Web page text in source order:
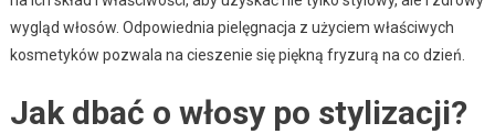
wygląd włosów. Odpowiednia pielęgnacja z użyciem właściwych
kosmetyków pozwala na cieszenie się piękną fryzurą na co dzień.
Jak dbać o włosy po stylizacji?